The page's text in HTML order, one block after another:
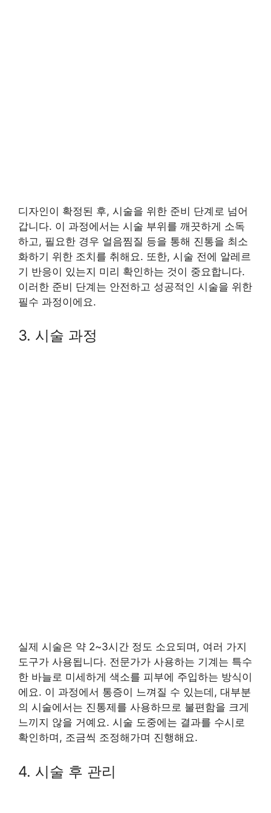
디자인이 확정된 후, 시술을 위한 준비 단계로 넘어
갑니다. 이 과정에서는 시술 부위를 깨끗하게 소독
하고, 필요한 경우 얼음찜질 등을 통해 진통을 최소
화하기 위한 조치를 취해요. 또한, 시술 전에 알레르
기 반응이 있는지 미리 확인하는 것이 중요합니다.
이러한 준비 단계는 안전하고 성공적인 시술을 위한
필수 과정이에요.
3. 시술 과정
실제 시술은 약 2~3시간 정도 소요되며, 여러 가지
도구가 사용됩니다. 전문가가 사용하는 기계는 특수
한 바늘로 미세하게 색소를 피부에 주입하는 방식이
에요. 이 과정에서 통증이 느껴질 수 있는데, 대부분
의 시술에서는 진통제를 사용하므로 불편함을 크게
느끼지 않을 거예요. 시술 도중에는 결과를 수시로
확인하며, 조금씩 조정해가며 진행해요.
4. 시술 후 관리